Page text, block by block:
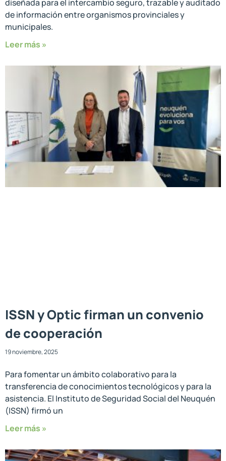
diseñada para el intercambio seguro, trazable y auditado
de información entre organismos provinciales y
municipales.
Leer más »
ISSN y Optic firman un convenio
de cooperación
19 noviembre, 2025
Para fomentar un ámbito colaborativo para la
transferencia de conocimientos tecnológicos y para la
asistencia. El Instituto de Seguridad Social del Neuquén
(ISSN) firmó un
Leer más »